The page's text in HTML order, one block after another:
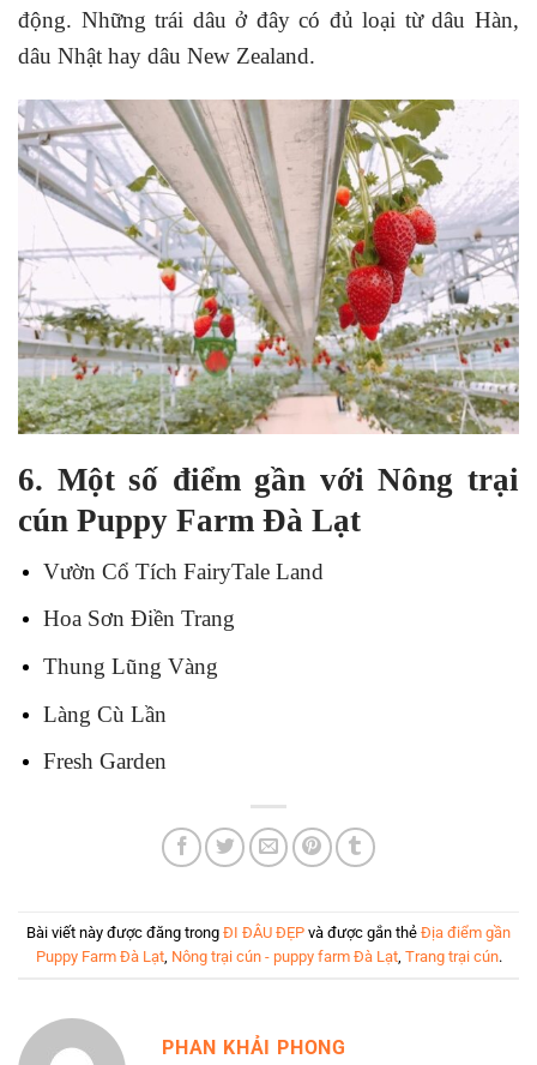
động. Những trái dâu ở đây có đủ loại từ dâu Hàn,
dâu Nhật hay dâu New Zealand.
6. Một số điểm gần với Nông trại
cún Puppy Farm Đà Lạt
Vườn Cổ Tích FairyTale Land
Hoa Sơn Điền Trang
Thung Lũng Vàng
Làng Cù Lần
Fresh Garden
Bài viết này được đăng trong ĐI ĐÂU ĐẸP và được gắn thẻ Địa điểm gần
Puppy Farm Đà Lạt, Nông trại cún - puppy farm Đà Lạt, Trang trại cún.
PHAN KHẢI PHONG